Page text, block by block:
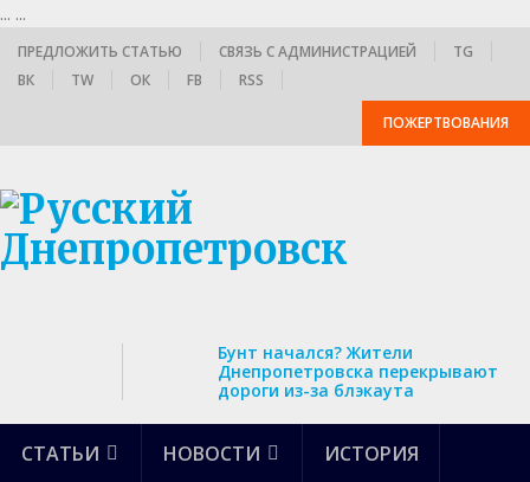
... ...
ПРЕДЛОЖИТЬ СТАТЬЮ СВЯЗЬ С АДМИНИСТРАЦИЕЙ
TG
ВК
TW ОК FB RSS
ПОЖЕРТВОВАНИЯ
Бунт начался? Жители
Днепропетровска перекрывают
дороги из-за блэкаута
СТАТЬИ НОВОСТИ ИСТОРИЯ